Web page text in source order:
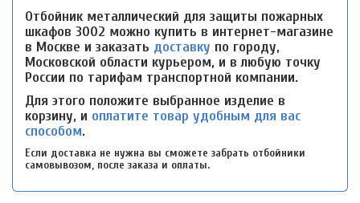
Отбойник металлический для защиты пожарных
шкафов 3002 можно купить в интернет-магазине
в Москве и заказать доставку по городу,
Московской области курьером, и в любую точку
России по тарифам транспортной компании.
Для этого положите выбранное изделие в
корзину, и оплатите товар удобным для вас
способом.
Если доставка не нужна вы сможете забрать отбойники
самовывозом, после заказа и оплаты.